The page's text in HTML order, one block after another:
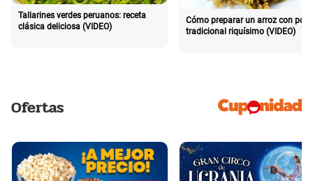
Tallarines verdes peruanos: receta
clásica deliciosa (VIDEO)
Cómo preparar un arroz con pollo
tradicional riquísimo (VIDEO)
Ofertas